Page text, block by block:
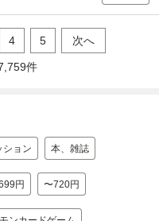
4 5 次へ
件
ション 本、雑誌
円 〜720円